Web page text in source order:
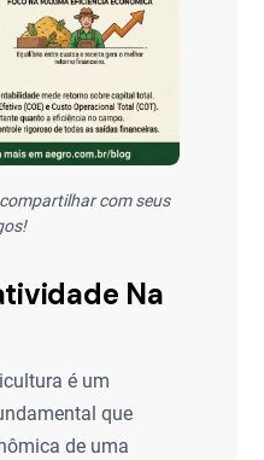
com seus
Na
é um
que
de uma